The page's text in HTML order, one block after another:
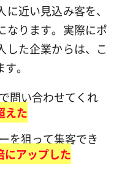
近い見込み客を、
なります。実際にポ
した企業からは、こ
。
問い合わせてくれ
えた
を狙って集客でき
アップした